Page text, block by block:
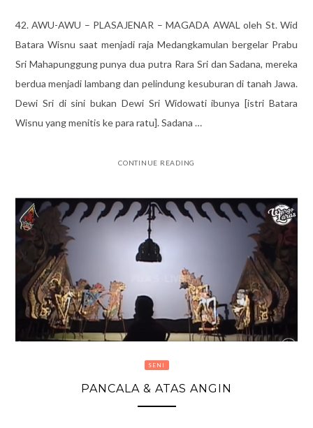
42. AWU-AWU – PLASAJENAR – MAGADA AWAL oleh St. Wid
Batara Wisnu saat menjadi raja Medangkamulan bergelar Prabu
Sri Mahapunggung punya dua putra Rara Sri dan Sadana, mereka
berdua menjadi lambang dan pelindung kesuburan di tanah Jawa.
Dewi Sri di sini bukan Dewi Sri Widowati ibunya [istri Batara
Wisnu yang menitis ke para ratu]. Sadana …
CONTINUE READING
SENI
PANCALA & ATAS ANGIN